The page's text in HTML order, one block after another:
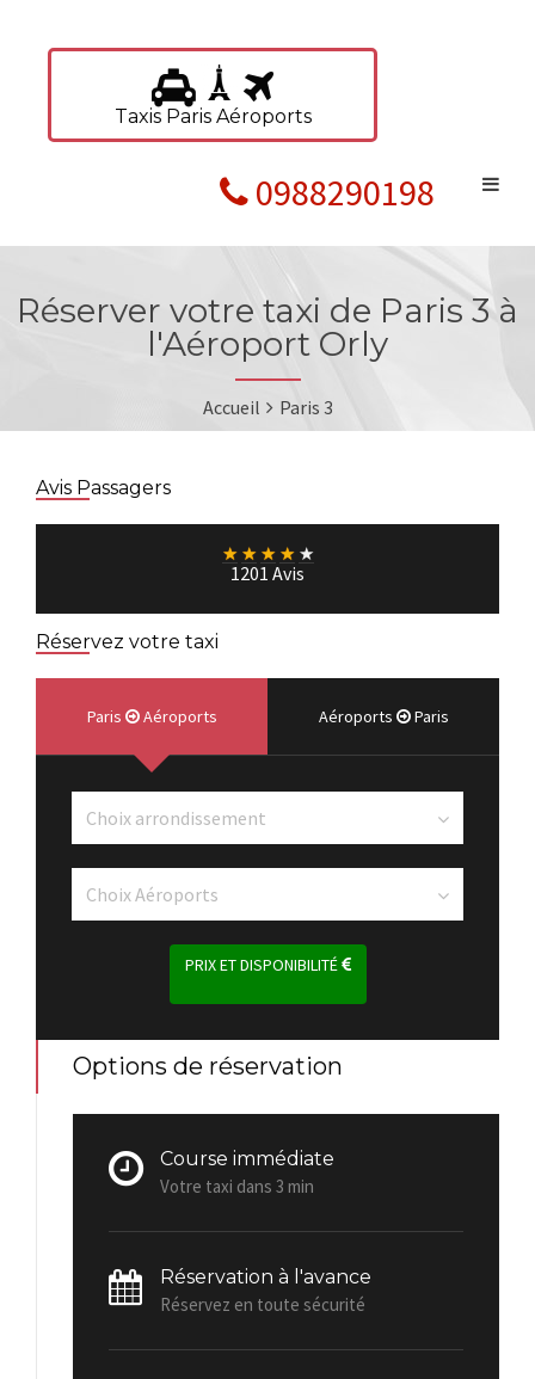
Taxis Paris Aéroports
0988290198
Réserver votre taxi de Paris 3 à
l'Aéroport Orly
Accueil Paris 3
Avis Passagers
★ ★ ★ ★ ★
1201 Avis
Réservez votre taxi
Paris Aéroports Aéroports Paris
PRIX ET DISPONIBILITÉ
Options de réservation
Course immédiate
Votre taxi dans 3 min
Réservation à l'avance
Réservez en toute sécurité